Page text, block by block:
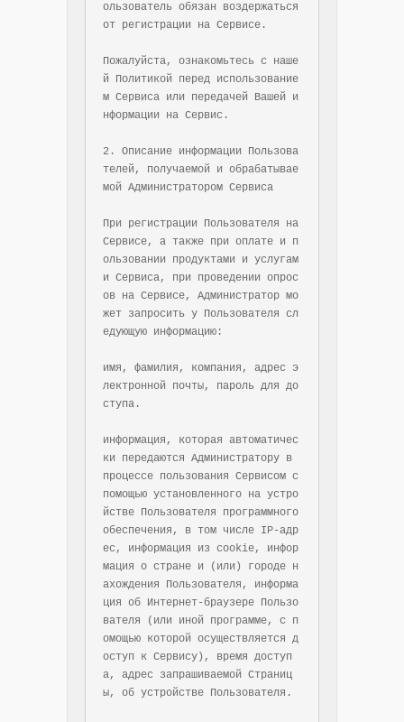
ользователь обязан воздержаться
от регистрации на Сервисе.
Пожалуйста, ознакомьтесь с наше
й Политикой перед использование
м Сервиса или передачей Вашей и
нформации на Сервис.
2. Описание информации Пользова
телей, получаемой и обрабатывае
мой Администратором Сервиса
При регистрации Пользователя на
Сервисе, а также при оплате и п
ользовании продуктами и услугам
и Сервиса, при проведении опрос
ов на Сервисе, Администратор мо
жет запросить у Пользователя сл
едующую информацию:
имя, фамилия, компания, адрес э
лектронной почты, пароль для до
ступа.
информация, которая автоматичес
ки передаются Администратору в
процессе пользования Сервисом с
помощью установленного на устро
йстве Пользователя программного
обеспечения, в том числе IP-адр
ес, информация из cookie, инфор
мация о стране и (или) городе н
ахождения Пользователя, информа
ция об Интернет-браузере Пользо
вателя (или иной программе, с п
омощью которой осуществляется д
оступ к Сервису), время доступ
а, адрес запрашиваемой Страниц
ы, об устройстве Пользователя.